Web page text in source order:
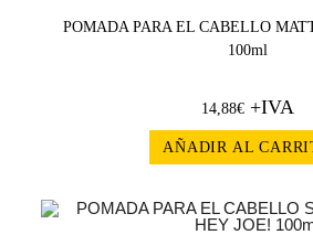
POMADA PARA EL CABELLO
100ml
14,88€ +IVA
AÑADIR AL